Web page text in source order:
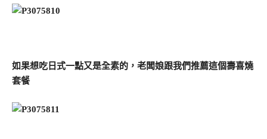
如果想吃日式一點又是全素的，老闆娘跟我們推薦這個壽喜燒
套餐